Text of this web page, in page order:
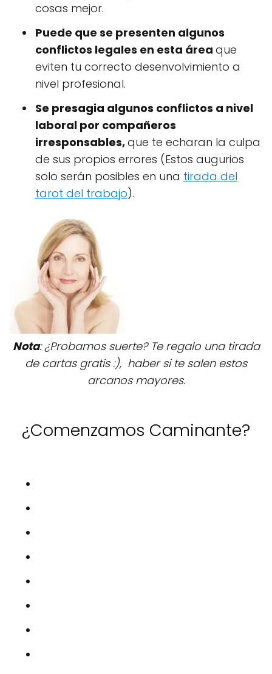
cosas mejor.
Puede que se presenten algunos
conflictos legales en esta área que
eviten tu correcto desenvolvimiento a
nivel profesional.
Se presagia algunos conflictos a nivel
laboral por compañeros
irresponsables,que te echaran la culpa
de sus propios errores (Estos augurios
solo serán posibles en una tirada del
tarot del trabajo).
Nota: ¿Probamos suerte? Te regalo una tirada
de cartas gratis :), haber si te salen estos
arcanos mayores.
¿Comenzamos Caminante?